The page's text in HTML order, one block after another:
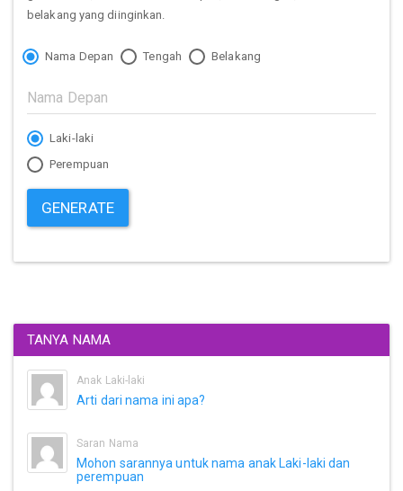
belakang yang diinginkan.
Nama Depan Tengah Belakang
Laki-laki
Perempuan
GENERATE
TANYA NAMA
Anak Laki-laki
Arti dari nama ini apa?
Saran Nama
Mohon sarannya untuk nama anak Laki-laki dan
perempuan